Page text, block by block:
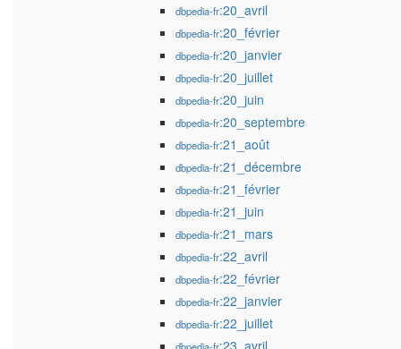
dbpedia-fr:20_avril
dbpedia-fr:20_février
dbpedia-fr:20_janvier
dbpedia-fr:20_juillet
dbpedia-fr:20_juin
dbpedia-fr:20_septembre
dbpedia-fr:21_août
dbpedia-fr:21_décembre
dbpedia-fr:21_février
dbpedia-fr:21_juin
dbpedia-fr:21_mars
dbpedia-fr:22_avril
dbpedia-fr:22_février
dbpedia-fr:22_janvier
dbpedia-fr:22_juillet
:23_avril